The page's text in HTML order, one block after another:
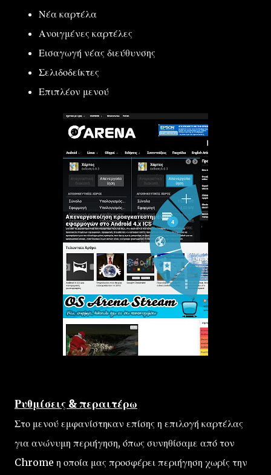
Νέα καρτέλα
Ανοιγμένες καρτέλες
Εισαγωγή νέας διεύθυνσης
Σελιδοδείκτες
Επιπλέον μενού
Ρυθμίσεις & περαιτέρω
Στο μενού εμφανίστηκαν επίσης η επιλογή καρτέλας
για ανώνυμη περιήγηση, όπως συνηθίσαμε από τον
Chrome η οποία μας προσφέρει περιήγηση χωρίς την